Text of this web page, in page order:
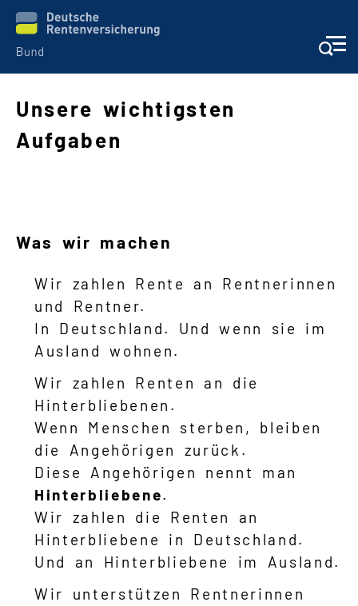
Aufgaben
Auskunft + Beratung
Wer leitet die DRV Bund
Navigation
Schwere Sprache
Suche
Unsere wichtigsten
Aufgaben
Was wir machen
Wir zahlen Rente an Rentnerinnen
und Rentner.
In Deutschland. Und wenn sie im
Ausland wohnen.
Wir zahlen Renten an die
Hinterbliebenen.
Wenn Menschen sterben, bleiben
die Angehörigen zurück.
Diese Angehörigen nennt man
Hinterbliebene.
Wir zahlen die Renten an
Hinterbliebene in Deutschland.
Und an Hinterbliebene im Ausland.
Wir unterstützen Rentnerinnen